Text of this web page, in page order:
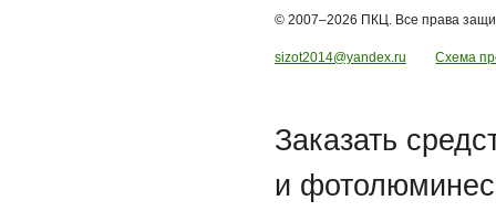
© 2007–2026 ПКЦ. Все права
sizot2014@yandex.ru Схема
Заказать
и